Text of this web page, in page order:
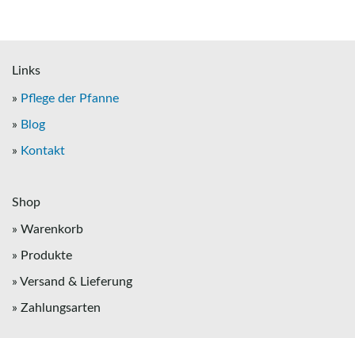
Links
» Pflege der Pfanne
» Blog
» Kontakt
Shop
» Warenkorb
» Produkte
» Versand & Lieferung
» Zahlungsarten